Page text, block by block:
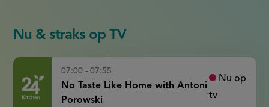
Nu & straks op TV
07:00 - 07:55
No Taste Like Home with Antoni
Porowski
Nu op
tv